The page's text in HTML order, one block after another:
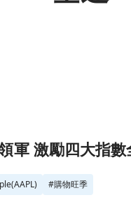
軍 激勵四大指
#購物旺季